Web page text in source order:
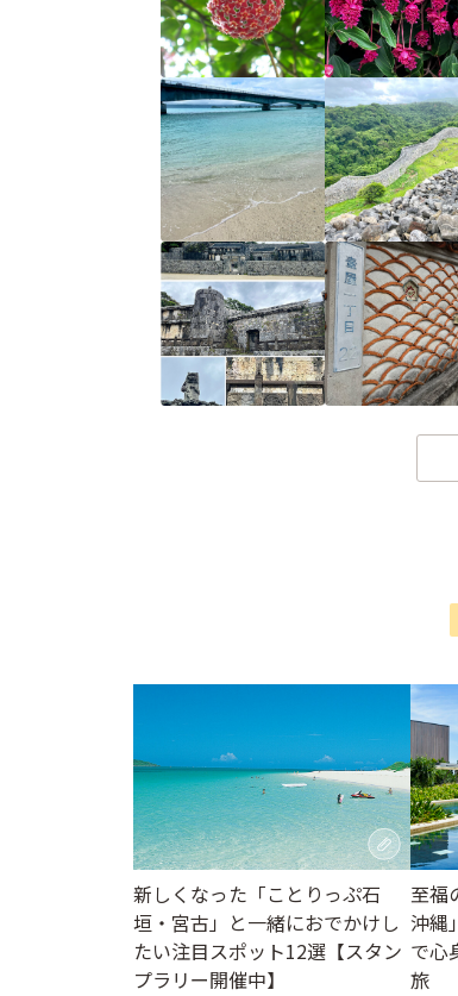
新しくなった「ことりっぷ石
垣・宮古」と一緒におでかけし
たい注目スポット12選【スタン
プラリー開催中】
至福
沖縄
で心
旅